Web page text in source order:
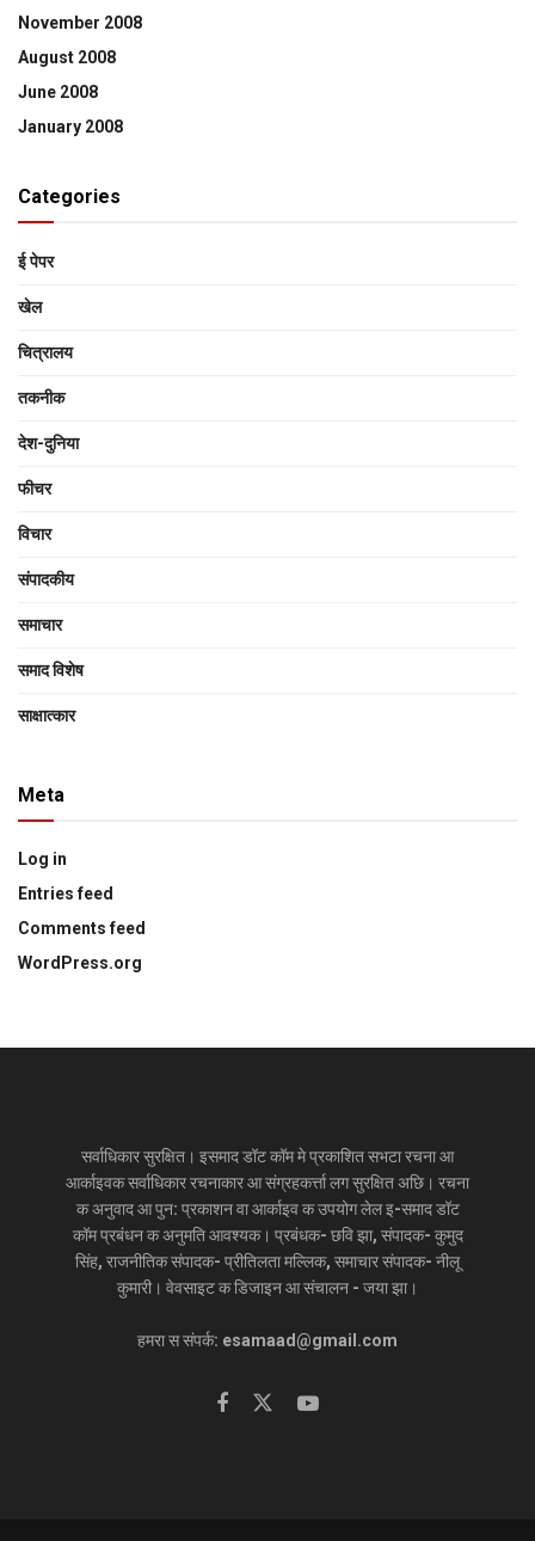
November 2008
August 2008
June 2008
January 2008
Categories
ई पेपर
खेल
चित्रालय
तकनीक
देश-दुनिया
फीचर
विचार
संपादकीय
समाचार
समाद विशेष
साक्षात्‍कार
Meta
Log in
Entries feed
Comments feed
WordPress.org
सर्वाधिकार सुरक्षित। इसमाद डॉट कॉम मे प्रकाशित सभटा रचना आ
आर्काइवक सर्वाधिकार रचनाकार आ संग्रहकर्त्ता लग सुरक्षित अछि। रचना
क अनुवाद आ पुन: प्रकाशन वा आर्काइव क उपयोग लेल इ-समाद डॉट
कॉम प्रबंधन क अनुमति आवश्यक। प्रबंधक- छवि झा, संपादक- कुमुद
सिंह, राजनीतिक संपादक- प्रीतिलता मल्लिक, समाचार संपादक- नीलू
कुमारी। वेवसाइट क डिजाइन आ संचालन - जया झा।
हमरा स संपर्क: esamaad@gmail.com